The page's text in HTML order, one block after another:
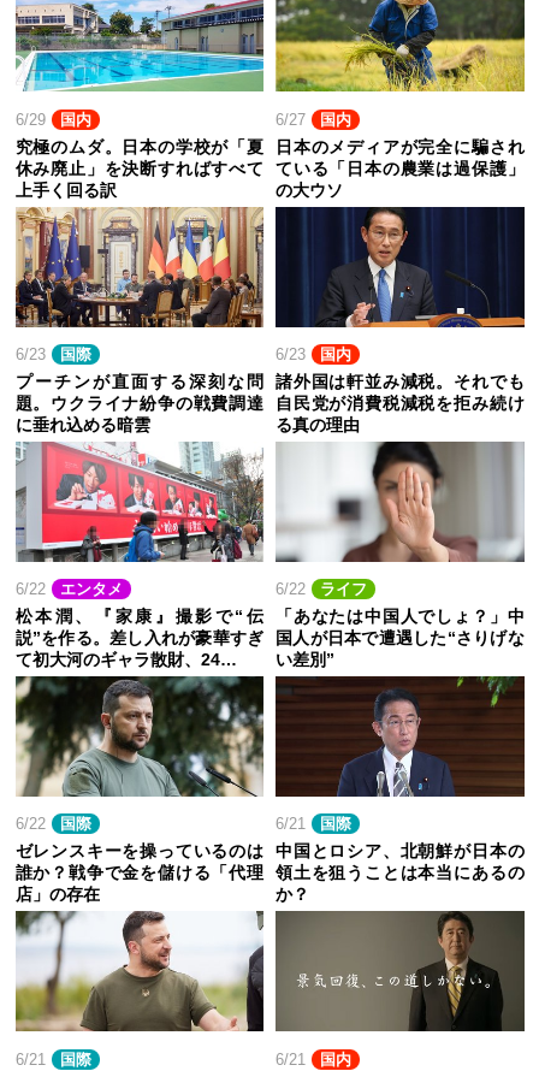
6/29 国内
究極のムダ。日本の学校が「夏
休み廃止」を決断すればすべて
上手く回る訳
6/27 国内
日本のメディアが完全に騙され
ている「日本の農業は過保護」
の大ウソ
6/23 国際
プーチンが直面する深刻な問
題。ウクライナ紛争の戦費調達
に垂れ込める暗雲
6/23 国内
諸外国は軒並み減税。それでも
自民党が消費税減税を拒み続け
る真の理由
6/22 エンタメ
松本潤、『家康』撮影で“伝
説”を作る。差し入れが豪華すぎ
て初大河のギャラ散財、24…
6/22 ライフ
「あなたは中国人でしょ？」中
国人が日本で遭遇した“さりげな
い差別”
6/22 国際
ゼレンスキーを操っているのは
誰か？戦争で金を儲ける「代理
店」の存在
6/21 国際
中国とロシア、北朝鮮が日本の
領土を狙うことは本当にあるの
か？
6/21 国際 6/21 国内